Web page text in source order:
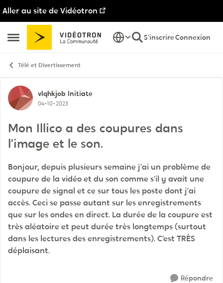
Aller au site de Vidéotron
Ouvrir Menu Latéral
Passer au contenu
S'inscrireConnexion
Télé et Divertissement
Discussion de forum
vlqhkjob Initiate
04-10-2023
Mon Illico a des coupures dans
l’image et le son.
Bonjour, depuis plusieurs semaine j’ai un problème de
coupure de la vidéo et du son comme s’il y avait une
coupure de signal et ce sur tous les poste dont j’ai
accès. Ceci se passe autant sur les enregistrements
que sur les ondes en direct. La durée de la coupure est
très aléatoire et peut durée très longtemps (surtout
dans les lectures des enregistrements). C’est TRÈS
déplaisant.
Répondre